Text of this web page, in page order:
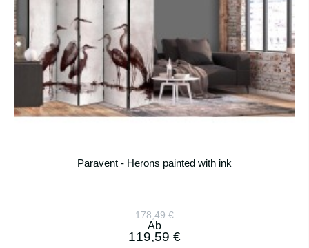
Paravent - Herons painted with ink
178,49 €
Ab
119,59 €